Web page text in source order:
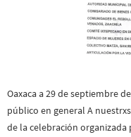
Oaxaca a 29 de septiembre
público en general A
de la celebración organizada